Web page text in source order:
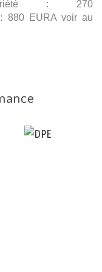
: 270
: 880 EURA voir au